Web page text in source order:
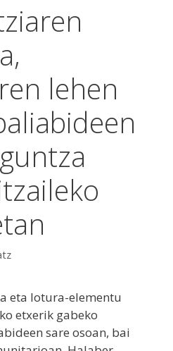
lehen
eta lotura-elementu
etxerik gabeko
sare osoan, bai